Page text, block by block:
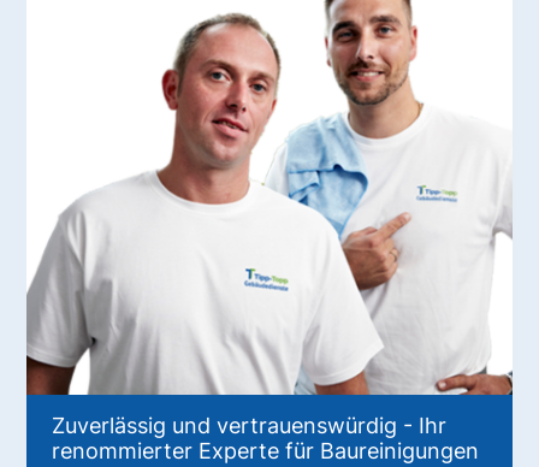
Zuverlässig und vertrauenswürdig - Ihr
renommierter Experte für Baureinigungen